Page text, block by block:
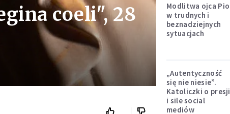
coeli", 28
Modlitwa ojca Pio
w trudnych i
beznadziejnych
sytuacjach
„Autentyczność
się nie niesie”.
Katoliczki o presji
i sile social
mediów